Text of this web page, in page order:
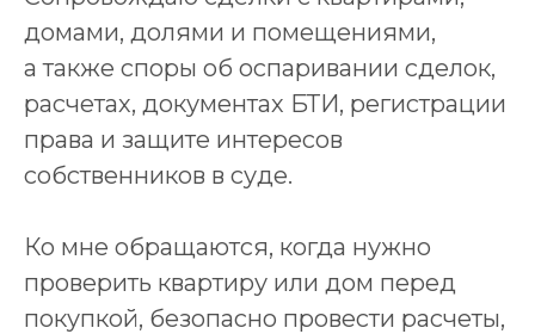
домами, долями и помещениями,
а также споры об оспаривании сделок,
расчетах, документах БТИ, регистрации
права и защите интересов
собственников в суде.
Ко мне обращаются, когда нужно
проверить квартиру или дом перед
покупкой, безопасно провести расчеты,